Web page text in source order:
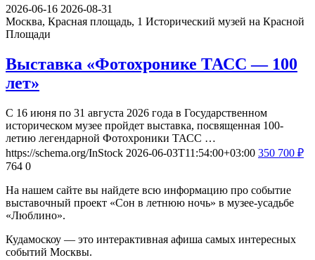
2026-06-16 2026-08-31
Москва, Красная площадь, 1 Исторический музей на Красной
Площади
Выставка «Фотохронике ТАСС — 100
лет»
С 16 июня по 31 августа 2026 года в Государственном
историческом музее пройдет выставка, посвященная 100-
летию легендарной Фотохроники ТАСС …
https://schema.org/InStock 2026-06-03T11:54:00+03:00 350 700 ₽
764 0
На нашем сайте вы найдете всю информацию про событие
выставочный проект «Сон в летнюю ночь» в музее-усадьбе
«Люблино».
Кудамоскоу — это интерактивная афиша самых интересных
событий Москвы.